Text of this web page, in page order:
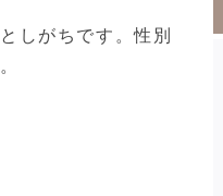
しがちです。性別